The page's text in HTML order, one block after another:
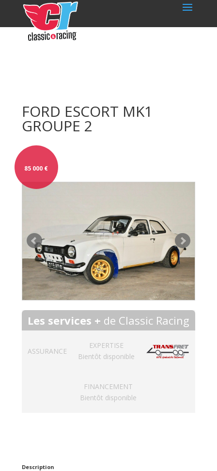
FORD ESCORT MK1
GROUPE 2
85 000 €
Les services + de Classic Racing
ASSURANCE
EXPERTISE
Bientôt disponible
FINANCEMENT
Bientôt disponible
Description